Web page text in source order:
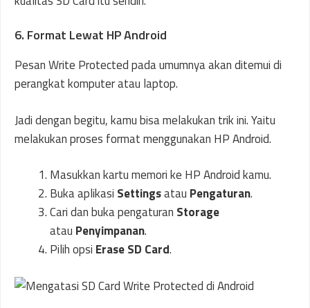
6. Format Lewat HP Android
Pesan Write Protected pada umumnya akan ditemui di
perangkat komputer atau laptop.
Jadi dengan begitu, kamu bisa melakukan trik ini. Yaitu
melakukan proses format menggunakan HP Android.
Masukkan kartu memori ke HP Android kamu.
Buka aplikasi Settingsatau Pengaturan.
Cari dan buka pengaturan Storage
atau Penyimpanan.
Pilih opsi Erase SD Card.